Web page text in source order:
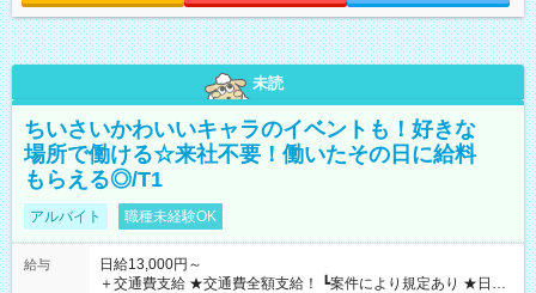
未読
ちいさいかわいいキャラのイベントも！好きな
場所で働ける☆来社不要！働いたその日に給料
もらえる◎/T1
アルバイト 職種未経験OK
給与
日給13,000円～
＋交通費支給 ★交通費全額支給！ ┗案件により規定あり ★日払